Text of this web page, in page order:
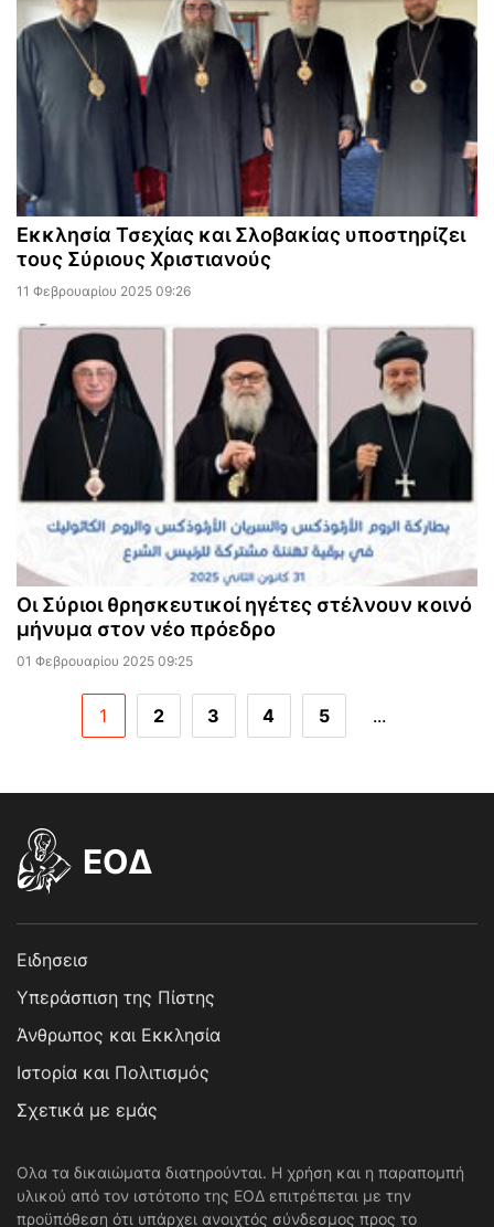
Εκκλησία Τσεχίας και Σλοβακίας υποστηρίζει
τους Σύριους Χριστιανούς
11 Φεβρουαρίου 2025 09:26
Οι Σύριοι θρησκευτικοί ηγέτες στέλνουν κοινό
μήνυμα στον νέο πρόεδρο
01 Φεβρουαρίου 2025 09:25
1 2 3 4 5 ...
EOΔ
Ειδησεισ
Υπεράσπιση της Πίστης
Άνθρωπος και Εκκλησία
Ιστορία και Πολιτισμός
Σχετικά με εμάς
Ολα τα δικαιώματα διατηρούνται. Η χρήση και η παραπομπή
υλικού από τον ιστότοπο της ΕΟΔ επιτρέπεται με την
προϋπόθεση ότι υπάρχει ανοιχτός σύνδεσμος προς το